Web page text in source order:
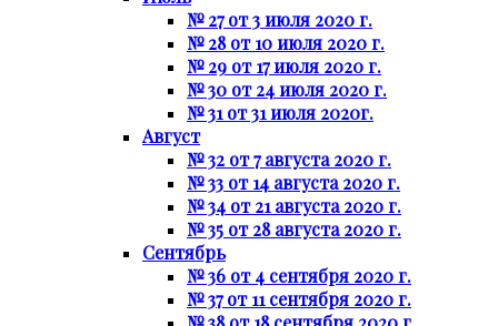
№ 27 от 3 июля 2020 г.
№ 28 от 10 июля 2020 г.
№ 29 от 17 июля 2020 г.
№ 30 от 24 июля 2020 г.
№ 31 от 31 июля 2020г.
Август
№ 32 от 7 августа 2020 г.
№ 33 от 14 августа 2020 г.
№ 34 от 21 августа 2020 г.
№ 35 от 28 августа 2020 г.
Сентябрь
№ 36 от 4 сентября 2020 г.
№ 37 от 11 сентября 2020 г.